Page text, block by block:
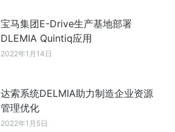
宝马集团E-Drive生产基地部署
DLEMIA Quintiq应用
2022年1月14日
达索系统DELMIA助力制造企业资源
管理优化
2022年1月5日